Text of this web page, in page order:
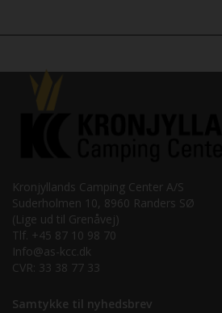
Kronjyllands Camping Center A/S
Suderholmen 10, 8960 Randers SØ
(Lige ud til Grenåvej)
Tlf. +45 87 10 98 70
Info@as-kcc.dk
CVR: 33 38 77 33
Samtykke til nyhedsbrev